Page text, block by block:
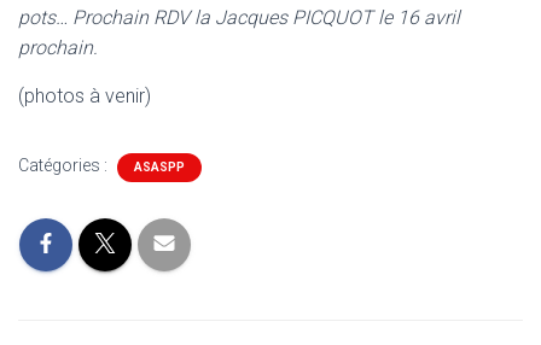
pots… Prochain RDV la Jacques PICQUOT le 16 avril
prochain.
(photos à venir)
Catégories : ASASPP